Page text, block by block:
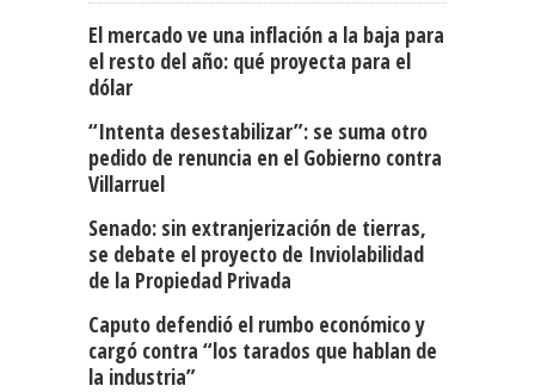
El mercado ve una inflación a la baja para
el resto del año: qué proyecta para el
dólar
“Intenta desestabilizar”: se suma otro
pedido de renuncia en el Gobierno contra
Villarruel
Senado: sin extranjerización de tierras,
se debate el proyecto de Inviolabilidad
de la Propiedad Privada
Caputo defendió el rumbo económico y
cargó contra “los tarados que hablan de
la industria”